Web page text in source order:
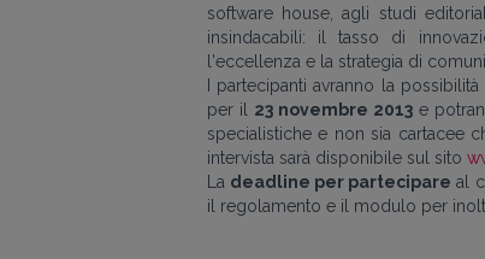
software house, agli studi
insindacabili: il tasso di
l'eccellenza e la strategia di
I partecipanti avranno la
per il 23 novembre 2013e
specialistiche e non sia cartacee
intervista sarà disponibile sul sito
La deadline per partecipare al
il regolamento e il modulo per